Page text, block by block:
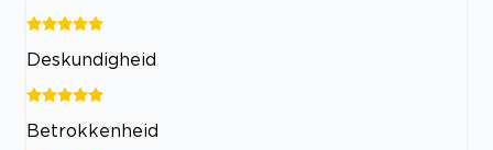
Deskundigheid
Betrokkenheid